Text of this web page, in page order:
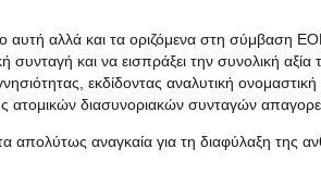
αυτή αλλά και τα οριζόμενα στη σύμβαση
συνταγή και να εισπράξει την συνολική
εκδίδοντας αναλυτική
ατομικών διασυνοριακών συνταγών
απολύτως αναγκαία για τη διαφύλαξη της